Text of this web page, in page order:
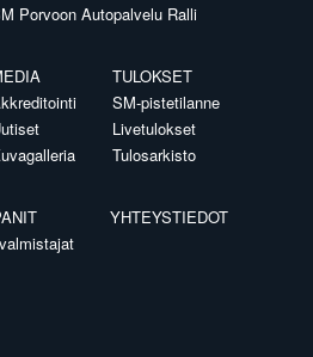
Porvoon Autopalvelu Ralli
TULOKSET
SM-pistetilanne
Livetulokset
Tulosarkisto
YHTEYSTIEDOT